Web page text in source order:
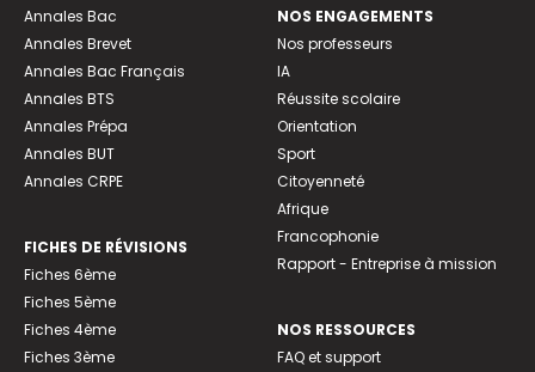
Annales Bac
Annales Brevet
Annales Bac Français
Annales BTS
Annales Prépa
Annales BUT
Annales CRPE
FICHES DE RÉVISIONS
Fiches 6ème
Fiches 5ème
Fiches 4ème
Fiches 3ème
NOS ENGAGEMENTS
Nos professeurs
IA
Réussite scolaire
Orientation
Sport
Citoyenneté
Afrique
Francophonie
Rapport - Entreprise à mission
NOS RESSOURCES
FAQ et support